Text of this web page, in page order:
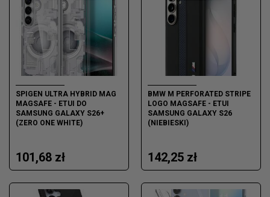
SPIGEN ULTRA HYBRID MAG
MAGSAFE - ETUI DO
SAMSUNG GALAXY S26+
(ZERO ONE WHITE)
101,68 zł
BMW M PERFORATED STRIPE
LOGO MAGSAFE - ETUI
SAMSUNG GALAXY S26
(NIEBIESKI)
142,25 zł